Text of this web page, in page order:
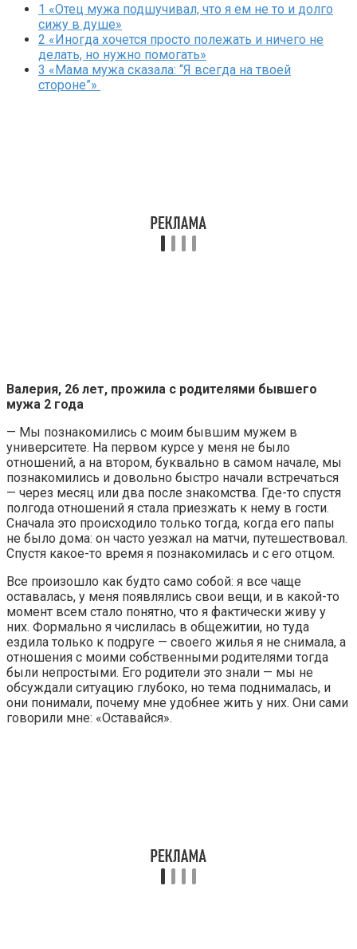
1 «Отец мужа подшучивал, что я ем не то и долго
сижу в душе»
2 «Иногда хочется просто полежать и ничего не
делать, но нужно помогать»
3 «Мама мужа сказала: “Я всегда на твоей
стороне”»
Валерия, 26 лет, прожила с родителями бывшего
мужа 2 года
— Мы познакомились с моим бывшим мужем в
университете. На первом курсе у меня не было
отношений, а на втором, буквально в самом начале, мы
познакомились и довольно быстро начали встречаться
— через месяц или два после знакомства. Где-то спустя
полгода отношений я стала приезжать к нему в гости.
Сначала это происходило только тогда, когда его папы
не было дома: он часто уезжал на матчи, путешествовал.
Спустя какое-то время я познакомилась и с его отцом.
Все произошло как будто само собой: я все чаще
оставалась, у меня появлялись свои вещи, и в какой-то
момент всем стало понятно, что я фактически живу у
них. Формально я числилась в общежитии, но туда
ездила только к подруге — своего жилья я не снимала, а
отношения с моими собственными родителями тогда
были непростыми. Его родители это знали — мы не
обсуждали ситуацию глубоко, но тема поднималась, и
они понимали, почему мне удобнее жить у них. Они сами
говорили мне: «Оставайся».